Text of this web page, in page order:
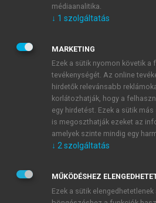
JELSZÓ
JELSZÓ ÚJRA
Kérek értesítést a MeRSZ
Kérek értesítést az Akadémiai
Adatkezelési tájékoztatóban
veszem és elfogadom.
médiaanalitika.
↓ 1 szolgáltatás
MARKETING
Ezek a sütik nyomon követik a
tevékenységét. Az online
hirdetők relevánsabb
korlátozhatják, hogy a
egy hirdetést. Ezek a sütik
is megoszthatják ezeket az
amelyek szinte mindig egy
↓ 2 szolgáltatás
MŰKÖDÉSHEZ
Ezek a sütik